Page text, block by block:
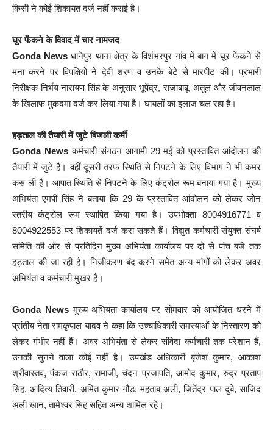
किसी ने कोई शिकायत दर्ज नहीं कराई है।
घूर फेंकने के विवाद में चार नामजद
Gonda News धानेपुर थाना क्षेत्र के विशंभरपुर गांव में बाग में घूर फेंकने से
मना करने पर विपक्षियों ने देवी शरण व उनके बेटे से मारपीट की। प्रभारी
निरीक्षक निर्भय नारायण सिंह के अनुसार भूपेंद्र, राजाबाबू, अतुल और जीवनलाल
के खिलाफ मुकदमा दर्ज कर लिया गया है। घायलों का इलाज चल रहा है।
हड़ताल की तैयारी में जुटे बिजली कर्मी
Gonda Newsकर्मचारी संगठन आगामी 29 मई को प्रस्तावित आंदोलन की
तैयारी में जुटे हैं। वहीं दूसरी तरफ स्थिति से निपटने के लिए विभाग ने भी कमर
कस ली है। आपात स्थिति से निपटने के लिए कंट्रोल रूम बनाया गया है। मुख्य
अभियंता एमपी सिंह ने बताया कि 29 के प्रस्तावित आंदोलन को लेकर जोन
स्तरीय कंट्रोल रूम स्थापित किया गया है। उपभोक्ता 8004916771 व
8004922553 पर शिकायतें दर्ज करा सकते हैं। विद्युत कर्मचारी संयुक्त संघर्ष
समिति की ओर से प्रतिदिन मुख्य अभियंता कार्यालय पर दो से पांच बजे तक
हड़ताल की जा रही है। निजीकरण बंद करने समेत अन्य मांगों को लेकर अवर
अभियंता व कर्मचारी मुखर हैं।
Gonda Newsमुख्य अभियंता कार्यालय पर सोमवार को आयोजित धरने में
प्रांतीय नेता रामकृपाल यादव ने कहा कि उच्चाधिकारी समस्याओं के निस्तारण को
लेकर गंभीर नहीं हैं। अवर अभियंता से लेकर संविदा कर्मचारी तक परेशान हैं,
उनकी सुनने वाला कोई नहीं है। उपखंड अधिकारी बृजेश कुमार, आकाश
श्रीवास्तव, पंकज राठौर, रामाजी, चंदन प्रजापति, आमोद कुमार, रुद्र प्रताप
सिंह, आदित्य तिवारी, अमित कुमार गौड़, महताब अली, जितेंद्र पाल दुबे, साजिद
अली खान, तामेश्वर सिंह सहित अन्य शामिल रहे।